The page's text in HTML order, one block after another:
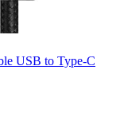
USB to Type-C